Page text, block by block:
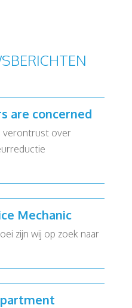
are concerned
verontrust over
Mechanic
zijn wij op zoek naar